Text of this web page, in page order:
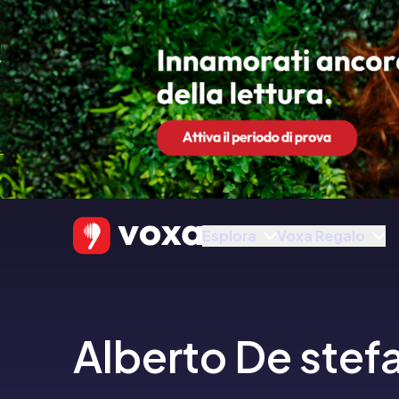
Esplora Voxa Regalo
Alberto De